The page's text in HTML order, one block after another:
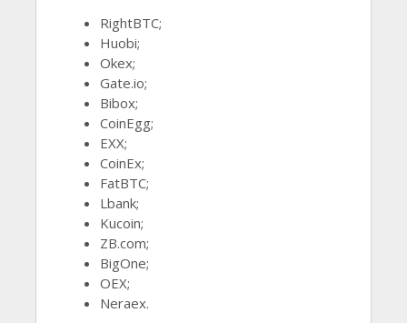
RightBTC;
Huobi;
Okex;
Gate.io;
Bibox;
CoinEgg;
EXX;
CoinEx;
FatBTC;
Lbank;
Kucoin;
ZB.com;
BigOne;
OEX;
Neraex.